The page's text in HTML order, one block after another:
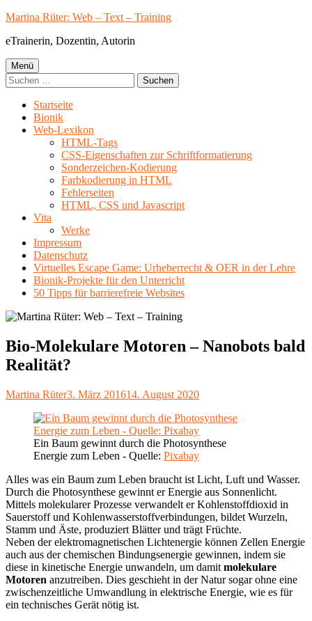
Springe
Inhalt
Martina Rüter: Web – Text – Training
eTrainerin, Dozentin, Autorin
Primäres
Menü
Menü
Suchen
nach:
Startseite
Bionik
Web-Lexikon
HTML-Tags
CSS-Eigenschaften zur Schriftformatierung
Sonderzeichen-Kodierung
Farbkodierung in HTML
Fehlerseiten
HTML, CSS und Javascript
Vita
Werke
Impressum
Datenschutz
Virtuelles Escape Game: Urheberrecht & OER in der Lehre
Bionik-Projekte für den Unterricht
50 Tipps für barrierefreie Websites
Bio-Molekulare Motoren – Nanobots bald
Realität?
Autor
Martina RüterVeröffentlicht
3. März 201614. August 2020
Ein Baum gewinnt durch die Photosynthese
Energie zum Leben - Quelle: Pixabay
Alles was ein Baum zum Leben braucht ist Licht, Luft und Wasser.
Durch die Photosynthese gewinnt er Energie aus Sonnenlicht.
Mittels molekularer Prozesse verwandelt er Kohlenstoffdioxid in
Sauerstoff und Kohlenwasserstoffverbindungen, bildet Wurzeln,
Stamm und Äste, produziert Blätter und trägt Früchte.
Neben der elektromagnetischen Lichtenergie können Zellen Energie
auch aus der chemischen Bindungsenergie gewinnen, indem sie
diese in kinetische Energie unwandeln, um damit molekulare
Motoren anzutreiben. Dies geschieht in der Natur sogar ohne eine
zwischenzeitliche Umwandlung in elektrische Energie, wie es für
ein technisches Gerät nötig ist.